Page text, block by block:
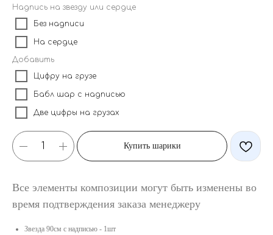
Надпись на звезду или сердце
Без надписи
На сердце
Добавить
Цифру на грузе
Бабл шар с надписью
Две цифры на грузах
Купить шарики
Все элементы композиции могут быть изменены во
время подтверждения заказа менеджеру
Звезда 90см с надписью - 1шт